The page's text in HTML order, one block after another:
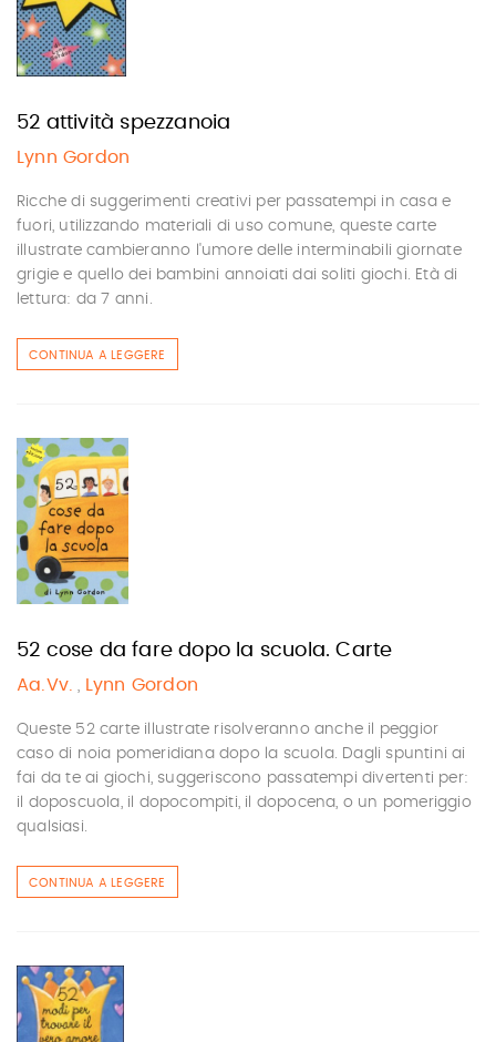
52 attività spezzanoia
Lynn Gordon
Ricche di suggerimenti creativi per passatempi in casa e
fuori, utilizzando materiali di uso comune, queste carte
illustrate cambieranno l'umore delle interminabili giornate
grigie e quello dei bambini annoiati dai soliti giochi. Età di
lettura: da 7 anni.
CONTINUA A LEGGERE
52 cose da fare dopo la scuola. Carte
Aa.Vv. Lynn Gordon
Queste 52 carte illustrate risolveranno anche il peggior
caso di noia pomeridiana dopo la scuola. Dagli spuntini ai
fai da te ai giochi, suggeriscono passatempi divertenti per:
il doposcuola, il dopocompiti, il dopocena, o un pomeriggio
qualsiasi.
CONTINUA A LEGGERE